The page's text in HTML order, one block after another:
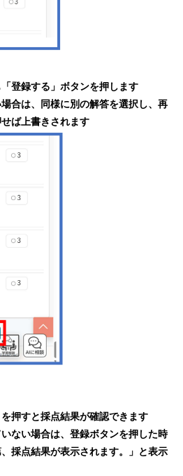
登録する」ボタンを押します
合は、同様に別の解答を選択し、再
ば上書きされます
押すと採点結果が確認できます
ない場合は、登録ボタンを押した時
採点結果が表示されます。」と表示